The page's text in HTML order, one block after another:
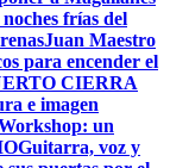
frías del
Juan Maestro
para encender el
CIERRA
e imagen
un
Guitarra, voz y